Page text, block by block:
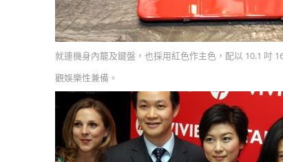
就連機身內籠及鍵盤，也採用紅色作主色，配以 10.1 吋
觀娛樂性兼備。